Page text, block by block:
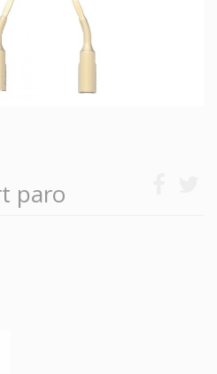
paro